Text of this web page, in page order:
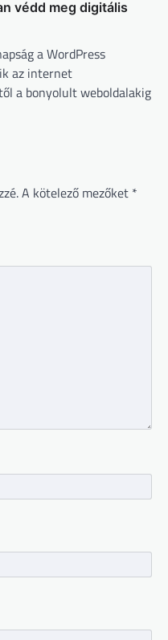
védd meg digitális
a WordPress
az internet
a bonyolult weboldalakig
A kötelező mezőket *